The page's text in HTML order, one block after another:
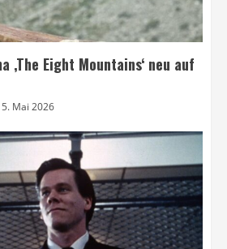
‚The Eight Mountains‘ neu auf
5. Mai 2026